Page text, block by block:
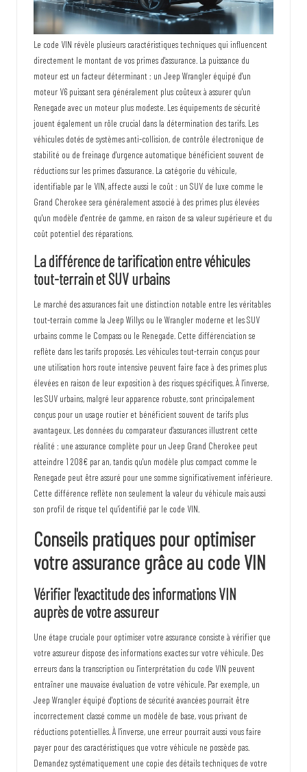
Le code VIN révèle plusieurs caractéristiques techniques qui influencent
directement le montant de vos primes d'assurance. La puissance du
moteur est un facteur déterminant : un Jeep Wrangler équipé d'un
moteur V6 puissant sera généralement plus coûteux à assurer qu'un
Renegade avec un moteur plus modeste. Les équipements de sécurité
jouent également un rôle crucial dans la détermination des tarifs. Les
véhicules dotés de systèmes anti-collision, de contrôle électronique de
stabilité ou de freinage d'urgence automatique bénéficient souvent de
réductions sur les primes d'assurance. La catégorie du véhicule,
identifiable par le VIN, affecte aussi le coût : un SUV de luxe comme le
Grand Cherokee sera généralement associé à des primes plus élevées
qu'un modèle d'entrée de gamme, en raison de sa valeur supérieure et du
coût potentiel des réparations.
La différence de tarification entre véhicules
tout-terrain et SUV urbains
Le marché des assurances fait une distinction notable entre les véritables
tout-terrain comme la Jeep Willys ou le Wrangler moderne et les SUV
urbains comme le Compass ou le Renegade. Cette différenciation se
reflète dans les tarifs proposés. Les véhicules tout-terrain conçus pour
une utilisation hors route intensive peuvent faire face à des primes plus
élevées en raison de leur exposition à des risques spécifiques. À l'inverse,
les SUV urbains, malgré leur apparence robuste, sont principalement
conçus pour un usage routier et bénéficient souvent de tarifs plus
avantageux. Les données du comparateur d'assurances illustrent cette
réalité : une assurance complète pour un Jeep Grand Cherokee peut
atteindre 1 208€ par an, tandis qu'un modèle plus compact comme le
Renegade peut être assuré pour une somme significativement inférieure.
Cette différence reflète non seulement la valeur du véhicule mais aussi
son profil de risque tel qu'identifié par le code VIN.
Conseils pratiques pour optimiser
votre assurance grâce au code VIN
Vérifier l'exactitude des informations VIN
auprès de votre assureur
Une étape cruciale pour optimiser votre assurance consiste à vérifier que
votre assureur dispose des informations exactes sur votre véhicule. Des
erreurs dans la transcription ou l'interprétation du code VIN peuvent
entraîner une mauvaise évaluation de votre véhicule. Par exemple, un
Jeep Wrangler équipé d'options de sécurité avancées pourrait être
incorrectement classé comme un modèle de base, vous privant de
réductions potentielles. À l'inverse, une erreur pourrait aussi vous faire
payer pour des caractéristiques que votre véhicule ne possède pas.
Demandez systématiquement une copie des détails techniques de votre